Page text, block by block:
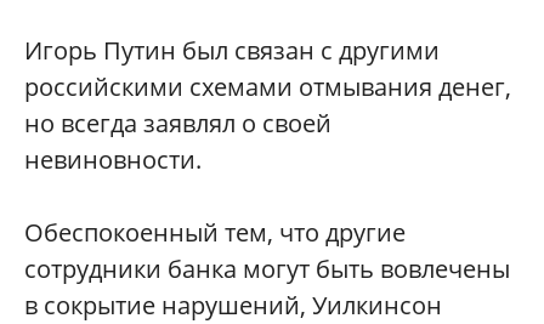
Игорь Путин был связан с другими
российскими схемами отмывания денег,
но всегда заявлял о своей
невиновности.
Обеспокоенный тем, что другие
сотрудники банка могут быть вовлечены
в сокрытие нарушений, Уилкинсон